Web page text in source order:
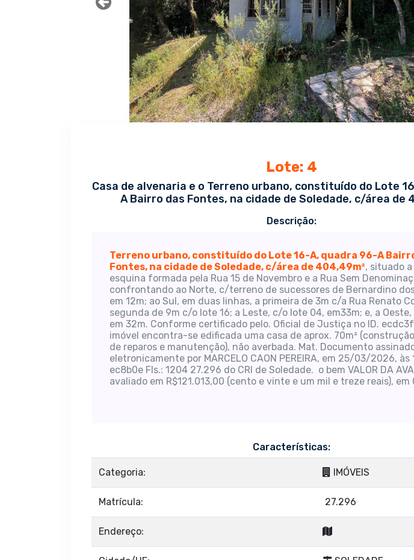
Previous
Lote: 4
Casa de alvenaria e o Terreno urbano, constituído do Lote
A Bairro das Fontes, na cidade de Soledade, c/área de
Descrição:
Terreno urbano, constituído do Lote 16-A, quadra 96-A
Fontes, na cidade de Soledade, c/área de 404,49m², situado a
esquina formada pela Rua 15 de Novembro e a Rua Sem
confrontando ao Norte, c/terreno de sucessores de Bernardino
em 12m; ao Sul, em duas linhas, a primeira de 3m c/a Rua Renato
segunda de 9m c/o lote 16; a Leste, c/o lote 04, em33m; e, a
em 32m. Conforme certificado pelo. Oficial de Justiça no ID.
imóvel encontra-se edificada uma casa de aprox. 70m²
de reparos e manutenção), não averbada. Mat. Documento
eletronicamente por MARCELO CAON PEREIRA, em 25/03/2026, às
ec8b0e Fls.: 1204 27.296 do CRI de Soledade. o bem VALOR DA
avaliado em R$121.013,00 (cento e vinte e um mil e treze reais),
Características:
Categoria: IMÓVEIS
Matrícula: 27.296
Endereço: